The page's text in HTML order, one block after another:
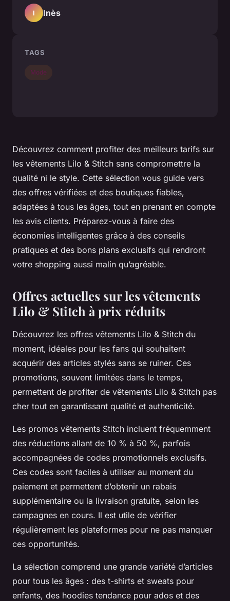
Découvrez comment profiter des meilleurs tarifs sur
les vêtements Lilo & Stitch sans compromettre la
qualité ni le style. Cette sélection vous guide vers
des offres vérifiées et des boutiques fiables,
adaptées à tous les âges, tout en prenant en compte
les avis clients. Préparez-vous à faire des
économies intelligentes grâce à des conseils
pratiques et des bons plans exclusifs qui rendront
votre shopping aussi malin qu’agréable.
Offres actuelles sur les vêtements
Lilo & Stitch à prix réduits
Découvrez les offres vêtements Lilo & Stitch du
moment, idéales pour les fans qui souhaitent
acquérir des articles stylés sans se ruiner. Ces
promotions, souvent limitées dans le temps,
permettent de profiter de vêtements Lilo & Stitch pas
cher tout en garantissant qualité et authenticité.
Les promos vêtements Stitch incluent fréquemment
des réductions allant de 10 % à 50 %, parfois
accompagnées de codes promotionnels exclusifs.
Ces codes sont faciles à utiliser au moment du
paiement et permettent d’obtenir un rabais
supplémentaire ou la livraison gratuite, selon les
campagnes en cours. Il est utile de vérifier
régulièrement les plateformes pour ne pas manquer
ces opportunités.
La sélection comprend une grande variété d’articles
pour tous les âges : des t-shirts et sweats pour
enfants, des hoodies tendance pour ados et des
I Inès
TAGS
Mode